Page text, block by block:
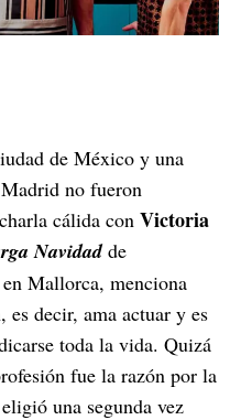
de México y una
no fueron
cálida con Victoria
Navidadde
Mallorca, menciona
es decir, ama actuar y es
toda la vida. Quizá
fue la razón por la
una segunda vez